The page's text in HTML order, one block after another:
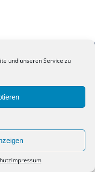
und unseren Service zu
Impressum
vorbehalten.